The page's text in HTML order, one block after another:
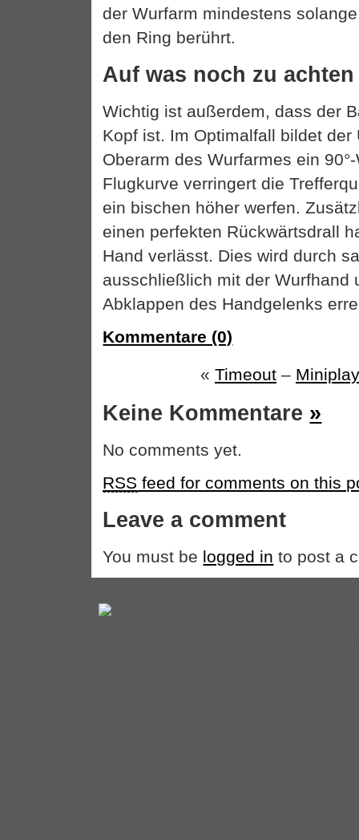
der Wurfarm mindestens
den Ring berührt.
Auf was noch zu
Wichtig ist außerdem, dass der
Kopf ist. Im Optimalfall bildet der
Oberarm des Wurfarmes ein
Flugkurve verringert die
ein bischen höher werfen.
einen perfekten Rückwärtsdrall
Hand verlässt. Dies wird durch
ausschließlich mit der Wurfhand
Abklappen des Handgelenks
Kommentare (0)
« Timeout –
Keine Kommentare »
No comments yet.
RSS feed for comments on this
Leave a comment
You must be logged in to post a